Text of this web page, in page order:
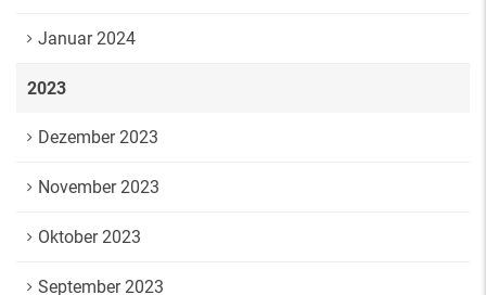
Januar 2024
2023
Dezember 2023
November 2023
Oktober 2023
September 2023